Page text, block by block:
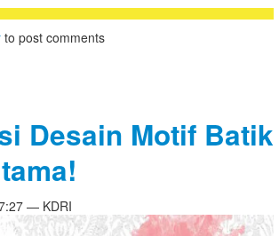
to post comments
Desain Motif Batik
— KDRI